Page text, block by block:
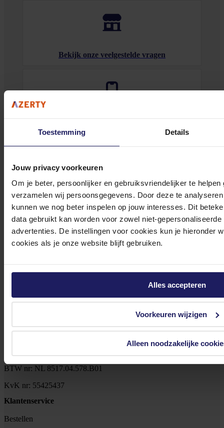
Toestemming Details
Jouw privacy voorkeuren
Om je beter, persoonlijker en gebruiksvriendelijker te
verzamelen wij persoonsgegevens. Door deze te
kunnen we nog beter inspelen op jouw interesses. Dit
data gebruikt kan worden voor zowel niet-
advertenties. De instellingen voor cookies kun je hieronder
cookies als je onze website blijft gebruiken.
Alles accepteren
Voorkeuren wijzigen
Alleen noodzakelijke
Bekijk onze veelgestelde vragen
Klantenservice@azerty.nl
Meld je aan voor onze nieuwsbrief!
Tjalkstraat 4b
BTW nr: NL 8517.04.578.B01
KvK nr: 55425437
Klantenservice
Bestellen